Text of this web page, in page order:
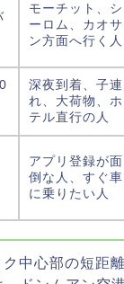
モーチット、シ
ーロム、カオサ
ン方面へ行く人
深夜到着、子連
れ、大荷物、ホ
テル直行の人
アプリ登録が面
倒な人、すぐ車
に乗りたい人
中心部の短距